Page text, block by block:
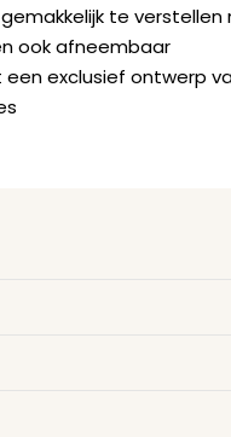
te verstellen
ook afneembaar
exclusief ontwerp